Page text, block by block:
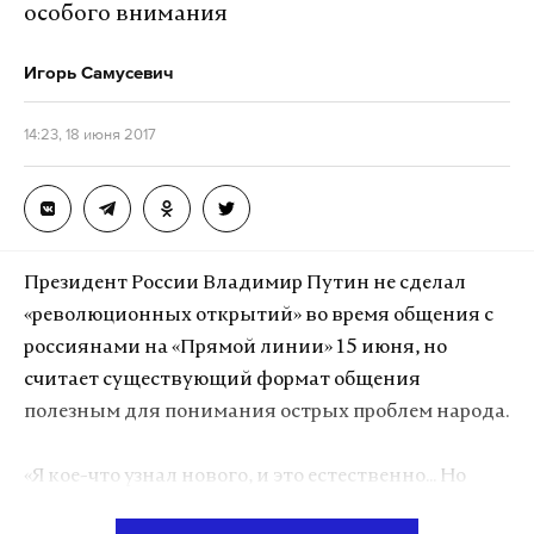
Фото:globallookpress.com
Макс
Дзен VK
особого внимания
Игорь Самусевич
14:23, 18 июня 2017
Президент России Владимир Путин не сделал
«революционных открытий» во время общения с
россиянами на «Прямой линии» 15 июня, но
считает существующий формат общения
полезным для понимания острых проблем народа.
«Я кое-что узнал нового, и это естественно... Но